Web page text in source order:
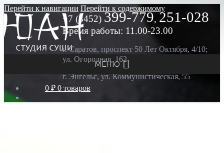
Перейти к навигации Перейти к содержимому
МЕНЮ
0 ₽ 0 товаров
+7 (8452) 399-779, 251-028
Время работы: 11.00-23.00
г. Саратов, проспект 50 Лет Октября, 4/10;
ул. Огородная, 162
г. Энгельс, ул. Коммунистическая, 55